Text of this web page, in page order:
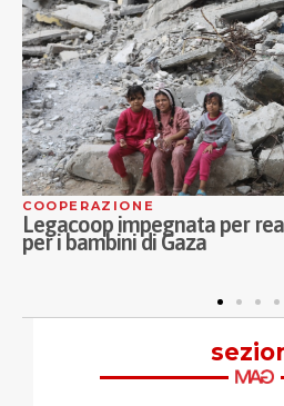
impegnata per
i bambini di Gaza